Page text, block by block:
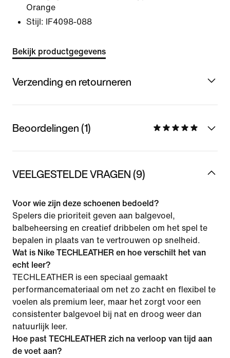
Orange
Stijl:
IF4098-088
Bekijk productgegevens
Verzending en retourneren
Beoordelingen (1)
VEELGESTELDE VRAGEN (9)
Voor wie zijn deze schoenen bedoeld?
Spelers die prioriteit geven aan balgevoel,
balbeheersing en creatief dribbelen om het spel te
bepalen in plaats van te vertrouwen op snelheid.
Wat is Nike TECHLEATHER en hoe verschilt het van
echt leer?
TECHLEATHER is een speciaal gemaakt
performancemateriaal om net zo zacht en flexibel te
voelen als premium leer, maar het zorgt voor een
consistenter balgevoel bij nat en droog weer dan
natuurlijk leer.
Hoe past TECHLEATHER zich na verloop van tijd aan
de voet aan?